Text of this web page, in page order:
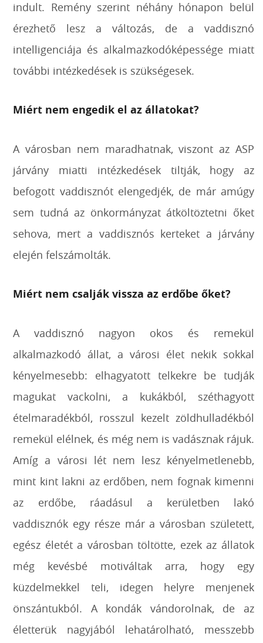
indult. Remény szerint néhány hónapon belül
érezhető lesz a változás, de a vaddisznó
intelligenciája és alkalmazkodóképessége miatt
további intézkedések is szükségesek.
Miért nem engedik el az állatokat?
A városban nem maradhatnak, viszont az ASP
járvány miatti intézkedések tiltják, hogy az
befogott vaddisznót elengedjék, de már amúgy
sem tudná az önkormányzat átköltöztetni őket
sehova, mert a vaddisznós kerteket a járvány
elején felszámolták.
Miért nem csalják vissza az erdőbe őket?
A vaddisznó nagyon okos és remekül
alkalmazkodó állat, a városi élet nekik sokkal
kényelmesebb: elhagyatott telkekre be tudják
magukat vackolni, a kukákból, széthagyott
ételmaradékból, rosszul kezelt zöldhulladékból
remekül elélnek, és még nem is vadásznak rájuk.
Amíg a városi lét nem lesz kényelmetlenebb,
mint kint lakni az erdőben, nem fognak kimenni
az erdőbe, ráadásul a kerületben lakó
vaddisznók egy része már a városban született,
egész életét a városban töltötte, ezek az állatok
még kevésbé motiváltak arra, hogy egy
küzdelmekkel teli, idegen helyre menjenek
önszántukból. A kondák vándorolnak, de az
életterük nagyjából lehatárolható, messzebb